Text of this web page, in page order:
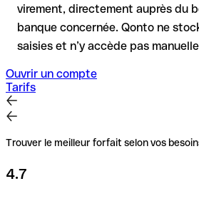
virement, directement auprès du
banque concernée. Qonto ne
saisies et n’y accède pas
Ouvrir un compte
Tarifs
Trouver le meilleur forfait selon vos
4.7